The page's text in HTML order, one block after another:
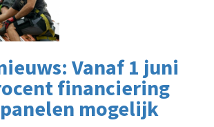
Vanaf 1 juni
financiering
mogelijk